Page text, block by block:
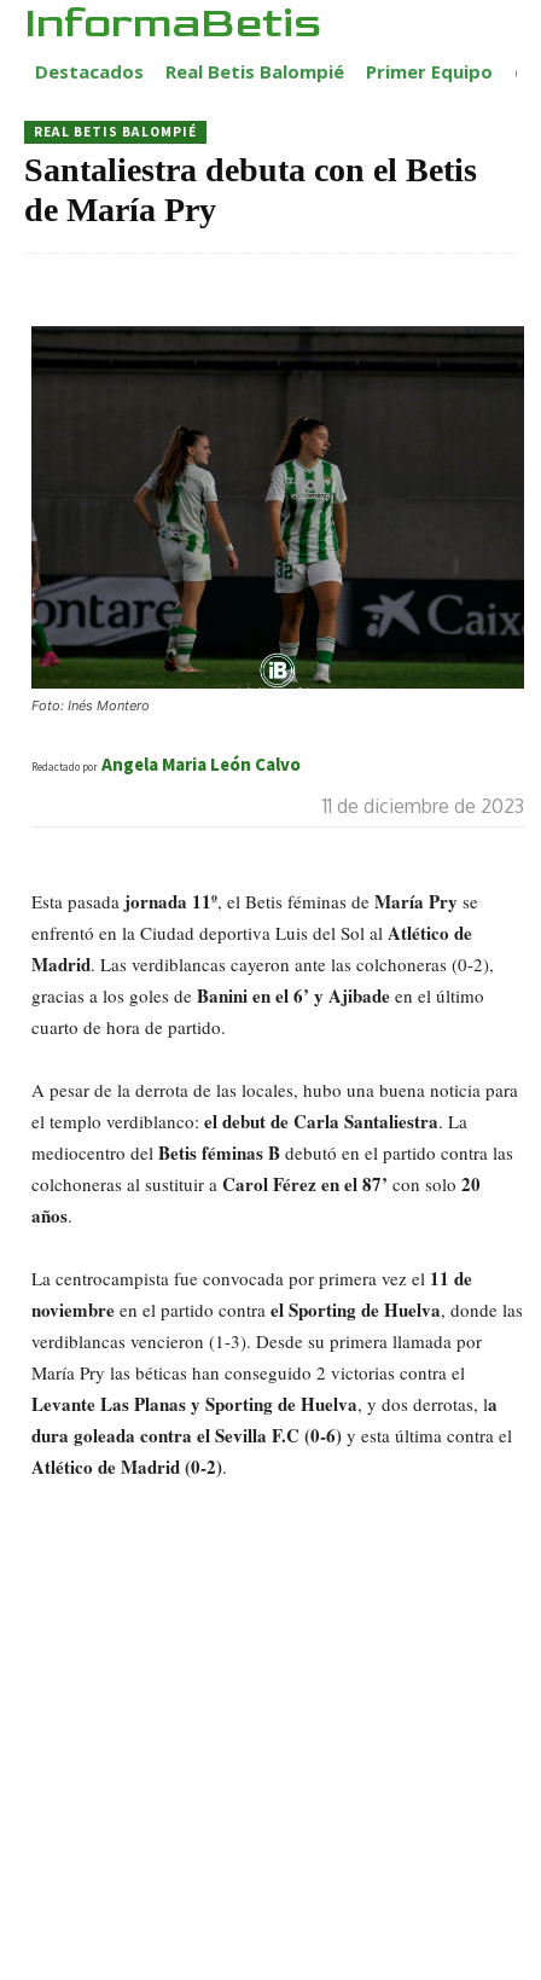
InformaBetis
Destacados Real Betis Balompié Primer Equipo
REAL BETIS BALOMPIÉ
Santaliestra debuta con el Betis
de María Pry
Foto: Inés Montero
Redactado por Angela Maria León Calvo
11 de diciembre de 2023
Esta pasada jornada 11º, el Betis féminas de María Pry se
enfrentó en la Ciudad deportiva Luis del Sol al Atlético de
Madrid. Las verdiblancas cayeron ante las colchoneras (0-2),
gracias a los goles de Banini en el 6’ y Ajibade en el último
cuarto de hora de partido.
A pesar de la derrota de las locales, hubo una buena noticia para
el templo verdiblanco: el debut de Carla Santaliestra. La
mediocentro del Betis féminas B debutó en el partido contra las
colchoneras al sustituir a Carol Férez en el 87’ con solo 20
años.
La centrocampista fue convocada por primera vez el 11 de
noviembre en el partido contra el Sporting de Huelva, donde las
verdiblancas vencieron (1-3). Desde su primera llamada por
María Pry las béticas han conseguido 2 victorias contra el
Levante Las Planas y Sporting de Huelva, y dos derrotas, la
dura goleada contra el Sevilla F.C (0-6) y esta última contra el
Atlético de Madrid (0-2).